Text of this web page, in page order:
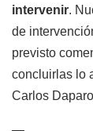
intervenir.
de
previsto
concluirlas lo
Carlos